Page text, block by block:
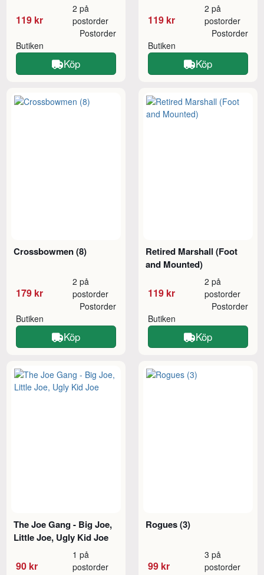
119 kr
2 på
postorder
Butiken
Postorder
Köp
119 kr
2 på
postorder
Butiken
Postorder
Köp
Crossbowmen (8)
179 kr
2 på
postorder
Butiken
Postorder
Köp
Retired Marshall (Foot
and Mounted)
119 kr
2 på
postorder
Butiken
Postorder
Köp
The Joe Gang - Big Joe,
Little Joe, Ugly Kid Joe
90 kr
1 på
postorder
Rogues (3)
99 kr
3 på
postorder